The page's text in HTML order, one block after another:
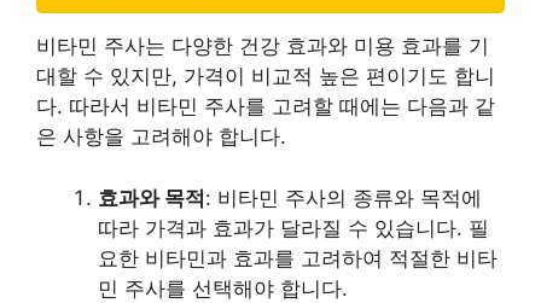
비타민 주사는 다양한 건강 효과와 미용 효과를 기
대할 수 있지만, 가격이 비교적 높은 편이기도 합니
다. 따라서 비타민 주사를 고려할 때에는 다음과 같
은 사항을 고려해야 합니다.
효과와 목적: 비타민 주사의 종류와 목적에
따라 가격과 효과가 달라질 수 있습니다. 필
요한 비타민과 효과를 고려하여 적절한 비타
민 주사를 선택해야 합니다.